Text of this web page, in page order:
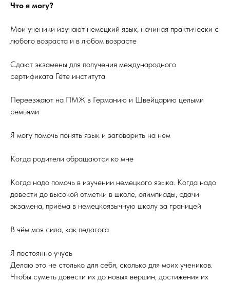
Что я могу?
Мои ученики изучают немецкий язык, начиная практически с
любого возраста и в любом возрасте
Сдают экзамены для получения международного
сертификата Гёте института
Переезжают на ПМЖ в Германию и Швейцарию целыми
семьями
Я могу помочь понять язык и заговорить на нем
Когда родители обращаются ко мне
Когда надо помочь в изучении немецкого языка. Когда надо
довести до высокой отметки в школе, олимпиады, сдачи
экзамена, приёма в немецкоязычную школу за границей
В чём моя сила, как педагога
Я постоянно учусь
Делаю это не столько для себя, сколько для моих учеников.
Чтобы суметь довести их до новых вершин, достижения их